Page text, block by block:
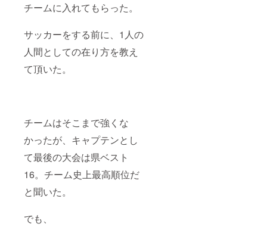
チームに入れてもらった。
サッカーをする前に、1人の
人間としての在り方を教え
て頂いた。
チームはそこまで強くな
かったが、キャプテンとし
て最後の大会は県ベスト
16。チーム史上最高順位だ
と聞いた。
でも、